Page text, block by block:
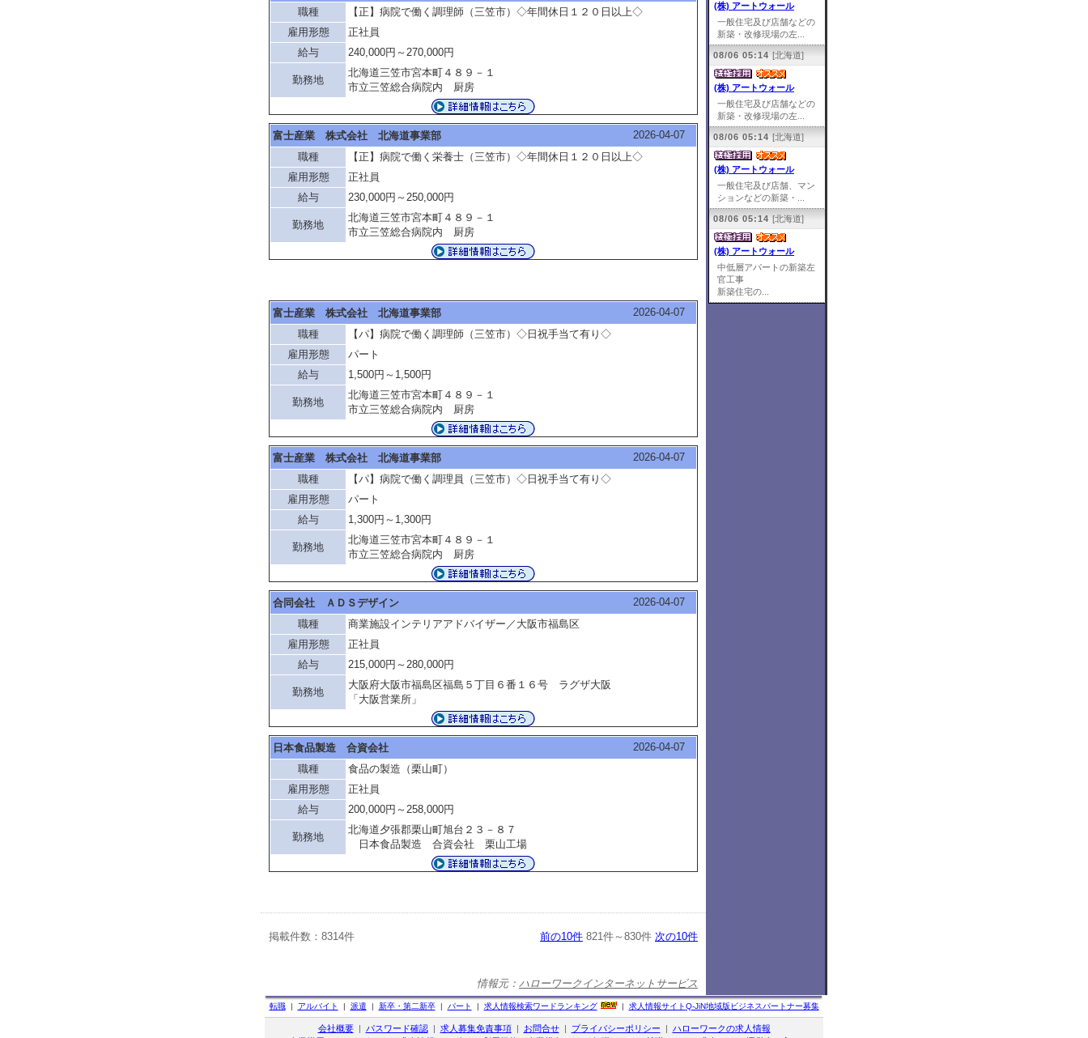
職種
【正】病院で働く調理師（三笠市）◇年間休日１２０日以上◇
雇用形態
正社員
給与
240,000円～270,000円
勤務地
北海道三笠市宮本町４８９－１
市立三笠総合病院内 厨房
富士産業 株式会社 北海道事業部
2026-04-07
職種
【正】病院で働く栄養士（三笠市）◇年間休日１２０日以上◇
雇用形態
正社員
給与
230,000円～250,000円
勤務地
北海道三笠市宮本町４８９－１
市立三笠総合病院内 厨房
富士産業 株式会社 北海道事業部
2026-04-07
職種
【パ】病院で働く調理師（三笠市）◇日祝手当て有り◇
雇用形態
パート
給与
1,500円～1,500円
勤務地
北海道三笠市宮本町４８９－１
市立三笠総合病院内 厨房
富士産業 株式会社 北海道事業部
2026-04-07
職種
【パ】病院で働く調理員（三笠市）◇日祝手当て有り◇
雇用形態
パート
給与
1,300円～1,300円
勤務地
北海道三笠市宮本町４８９－１
市立三笠総合病院内 厨房
合同会社 ＡＤＳデザイン
2026-04-07
職種
商業施設インテリアアドバイザー／大阪市福島区
雇用形態
正社員
給与
215,000円～280,000円
勤務地
大阪府大阪市福島区福島５丁目６番１６号 ラグザ大阪
「大阪営業所」
日本食品製造 合資会社
2026-04-07
職種
食品の製造（栗山町）
雇用形態
正社員
給与
200,000円～258,000円
勤務地
北海道夕張郡栗山町旭台２３－８７
日本食品製造 合資会社 栗山工場
掲載件数：8314件 前の10件 821件～830件 次の10件
情報元： ハローワークインターネットサービス
(株) アートウォール
一般住宅及び店舗などの
新築・改修現場の左...
08/06 05:14 [北海道]
(株) アートウォール
一般住宅及び店舗などの
新築・改修現場の左...
08/06 05:14 [北海道]
(株) アートウォール
一般住宅及び店舗、マン
ションなどの新築・...
08/06 05:14 [北海道]
(株) アートウォール
中低層アパートの新築左
官工事
新築住宅の...
転職| アルバイト | 派遣 | 新卒・第二新卒| パート | 求人情報検索ワードランキング | 求人情報サイトQ-JiN地域版ビジネスパートナー募集
会社概要| パスワード確認| 求人募集免責事項| お問合せ| プライバシーポリシー | ハローワークの求人情報